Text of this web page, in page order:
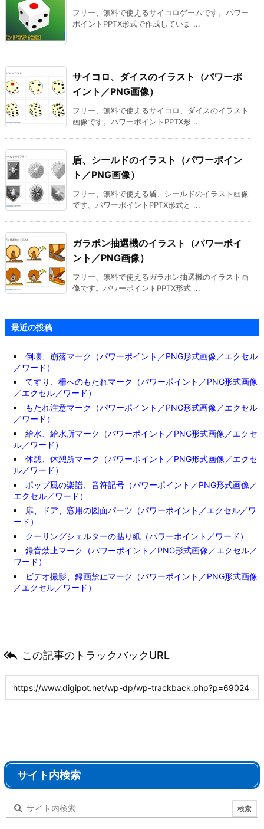
フリー、無料で使えるサイコロゲームです。パワー
ポイントPPTX形式で作成していま ...
サイコロ、ダイスのイラスト（パワーポ
イント／PNG画像）
フリー、無料で使えるサイコロ、ダイスのイラスト
画像です。パワーポイントPPTX形 ...
盾、シールドのイラスト（パワーポイン
ト／PNG画像）
フリー、無料で使える盾、シールドのイラスト画像
です。パワーポイントPPTX形式と ...
ガラポン抽選機のイラスト（パワーポイ
ント／PNG画像）
フリー、無料で使えるガラポン抽選機のイラスト画
像です。パワーポイントPPTX形式 ...
最近の投稿
倒壊、崩落マーク（パワーポイント／PNG形式画像／エクセル
／ワード）
てすり、柵へのもたれマーク（パワーポイント／PNG形式画像
／エクセル／ワード）
もたれ注意マーク（パワーポイント／PNG形式画像／エクセル
／ワード）
給水、給水所マーク（パワーポイント／PNG形式画像／エクセ
ル／ワード）
休憩、休憩所マーク（パワーポイント／PNG形式画像／エクセ
ル／ワード）
ポップ風の楽譜、音符記号（パワーポイント／PNG形式画像／
エクセル／ワード）
扉、ドア、窓用の図面パーツ（パワーポイント／エクセル／ワ
ード）
クーリングシェルターの貼り紙（パワーポイント／ワード）
録音禁止マーク（パワーポイント／PNG形式画像／エクセル／
ワード）
ビデオ撮影、録画禁止マーク（パワーポイント／PNG形式画像
／エクセル／ワード）
 この記事のトラックバックURL
サイト内検索